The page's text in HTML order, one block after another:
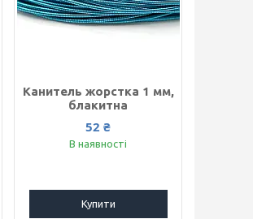
Канитель жорстка 1 мм,
блакитна
52 ₴
В наявності
Купити